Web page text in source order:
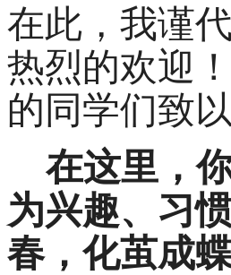
在此， 我谨
热烈的欢迎 ！
的同学们致以
在这里，
为兴趣、习
春，化茧成